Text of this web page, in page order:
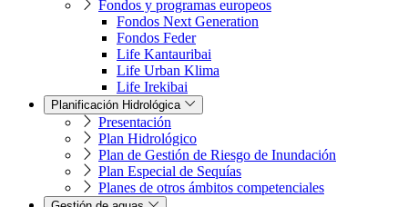
Fondos y programas europeos
Fondos Next Generation
Fondos Feder
Life Kantauribai
Life Urban Klima
Life Irekibai
Planificación Hidrológica
Presentación
Plan Hidrológico
Plan de Gestión de Riesgo de Inundación
Plan Especial de Sequías
Planes de otros ámbitos competenciales